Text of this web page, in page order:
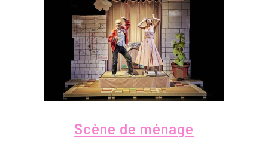
Scène de ménage